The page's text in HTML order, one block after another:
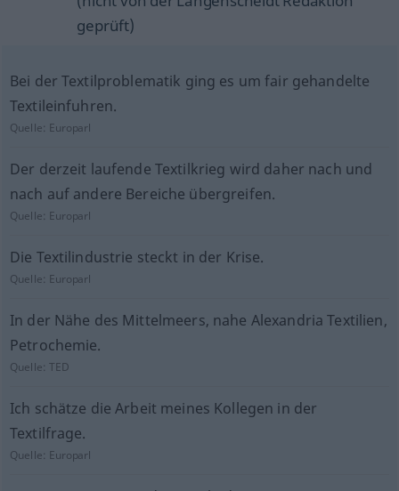
geprüft)
Bei der Textilproblematik ging es um fair gehandelte
Textileinfuhren.
Quelle: Europarl
Der derzeit laufende Textilkrieg wird daher nach und
nach auf andere Bereiche übergreifen.
Quelle: Europarl
Die Textilindustrie steckt in der Krise.
Quelle: Europarl
In der Nähe des Mittelmeers, nahe Alexandria Textilien,
Petrochemie.
Quelle:TED
Ich schätze die Arbeit meines Kollegen in der
Textilfrage.
Quelle: Europarl